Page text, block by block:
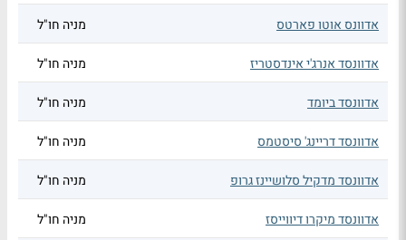
אדוונס אוטו פארטס מניה חו"ל
אדוונסד אנרג'י אינדסטריז מניה חו"ל
אדוונסד ביומד מניה חו"ל
אדוונסד דריינג' סיסטמס מניה חו"ל
אדוונסד מדקיל סלושיינז גרופ מניה חו"ל
אדוונסד מיקרו דיווייסז מניה חו"ל